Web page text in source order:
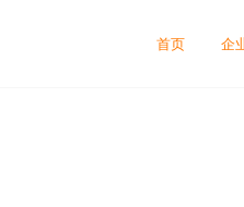
首页 企